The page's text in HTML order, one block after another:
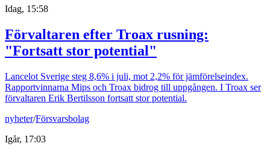
Idag, 15:58
Förvaltaren efter Troax rusning:
"Fortsatt stor potential"
Lancelot Sverige steg 8,6% i juli, mot 2,2% för jämförelseindex.
Rapportvinnarna Mips och Troax bidrog till uppgången. I Troax ser
förvaltaren Erik Bertilsson fortsatt stor potential.
nyheter/Försvarsbolag
Igår, 17:03